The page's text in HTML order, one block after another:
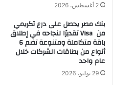
2 أغسطس، 2026
بنك مصر يحصل على درع تكريمي
من Visa تقديرًا لنجاحه في إطلاق
باقة متكاملة ومتنوعة تضم 6
أنواع من بطاقات الشركات خلال
عام واحد
29 يوليو، 2026